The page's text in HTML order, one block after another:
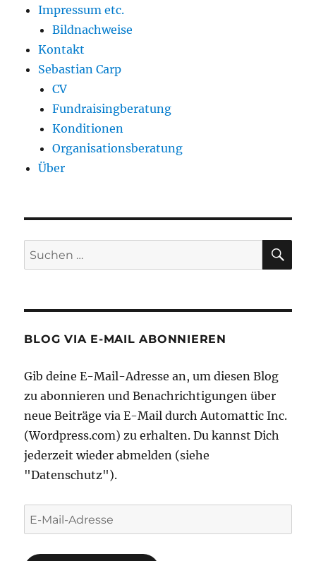
Impressum etc.
Bildnachweise
Kontakt
Sebastian Carp
CV
Fundraisingberatung
Konditionen
Organisationsberatung
Über
Suche
nach:
BLOG VIA E-MAIL ABONNIEREN
Gib deine E-Mail-Adresse an, um diesen Blog
zu abonnieren und Benachrichtigungen über
neue Beiträge via E-Mail durch Automattic Inc.
(Wordpress.com) zu erhalten. Du kannst Dich
jederzeit wieder abmelden (siehe
"Datenschutz").
E-
Mail-
Adresse